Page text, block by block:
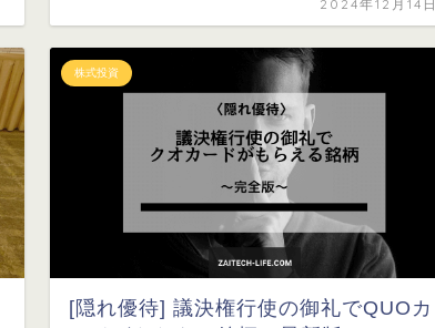
2024年12月14日
株式投資
[隠れ優待] 議決権行使の御礼でQUOカ